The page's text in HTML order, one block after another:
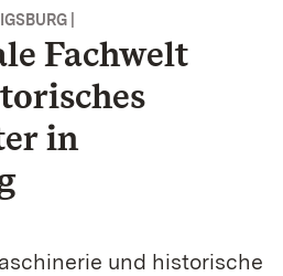
|
Fachwelt
in
und historische